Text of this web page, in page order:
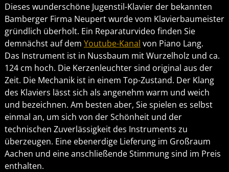
Dieses wunderschöne Jugenstil-Klavier der bekannten
Bamberger Firma Neupert wurde vom Klavierbaumeister
gründlich überholt. Ein Reparaturvideo finden Sie
demnächst auf dem Youtube-Kanal von Piano Lang.
Das Instrument ist in Nussbaum mit Wurzelholz und ca.
124 cm hoch. Die Kerzenleuchter sind original aus der
Zeit. Die Mechanik ist in einem Top-Zustand. Der Klang
des Klaviers lässt sich als angenehm warm und weich
und bezeichnen. Am besten aber, Sie spielen es selbst
einmal an, um sich von der Schönheit und der
technischen Zuverlässigkeit des Instruments zu
überzeugen. Eine ebenerdige Lieferung im Großraum
Aachen und eine anschließende Stimmung sind im Preis
enthalten.